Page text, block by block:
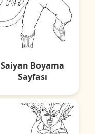
Saiyan Boyama
Sayfası